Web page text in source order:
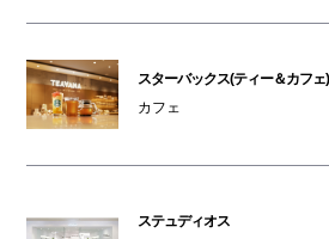
スターバックス(ティー＆カフェ)
カフェ
ステュディオス